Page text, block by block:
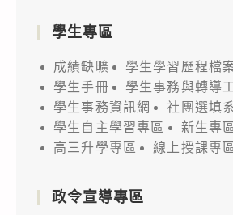
學生專區
成績缺曠
學生學習歷程檔
學生手冊
學生事務與轉導
學生事務資訊網
社團選填
學生自主學習專區
新生專區
高三升學專區
線上授課專區
政令宣導專區